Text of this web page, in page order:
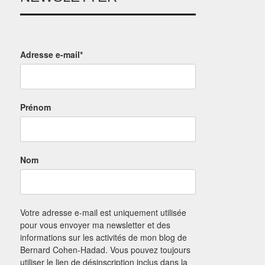
Adresse e-mail*
Prénom
Nom
Votre adresse e-mail est uniquement utilisée
pour vous envoyer ma newsletter et des
informations sur les activités de mon blog de
Bernard Cohen-Hadad. Vous pouvez toujours
utiliser le lien de désinscription inclus dans la